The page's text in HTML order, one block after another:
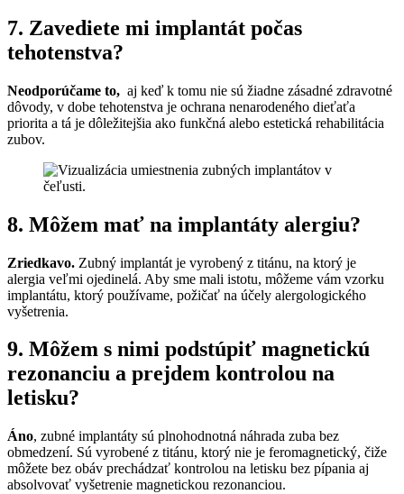
7. Zavediete mi implantát počas
tehotenstva?
Neodporúčame to, aj keď k tomu nie sú žiadne zásadné zdravotné
dôvody, v dobe tehotenstva je ochrana nenarodeného dieťaťa
priorita a tá je dôležitejšia ako funkčná alebo estetická rehabilitácia
zubov.
8. Môžem mať na implantáty alergiu?
Zriedkavo. Zubný implantát je vyrobený z titánu, na ktorý je
alergia veľmi ojedinelá. Aby sme mali istotu, môžeme vám vzorku
implantátu, ktorý používame, požičať na účely alergologického
vyšetrenia.
9. Môžem s nimi podstúpiť magnetickú
rezonanciu a prejdem kontrolou na
letisku?
Áno, zubné implantáty sú plnohodnotná náhrada zuba bez
obmedzení. Sú vyrobené z titánu, ktorý nie je feromagnetický, čiže
môžete bez obáv prechádzať kontrolou na letisku bez pípania aj
absolvovať vyšetrenie magnetickou rezonanciou.